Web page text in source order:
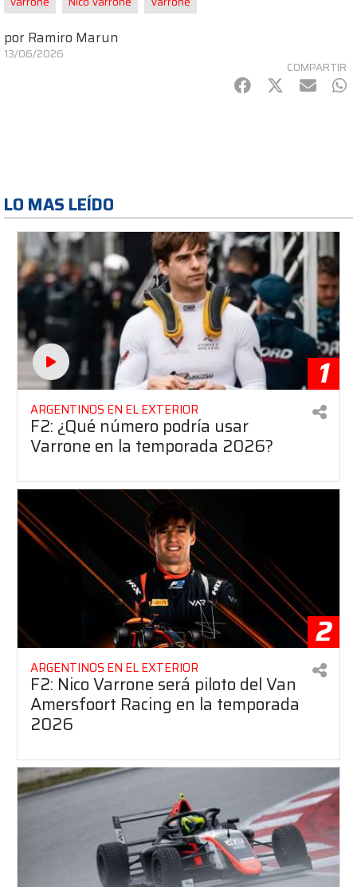
por Ramiro Marun
13/06/2026
COMPARTIR
Facebook
Twitter
mail
LO MAS LEÍDO
1
ARGENTINOS EN EL EXTERIOR
F2: ¿Qué número podría usar
Varrone en la temporada 2026?
2
ARGENTINOS EN EL EXTERIOR
F2: Nico Varrone será piloto del Van
Amersfoort Racing en la temporada
2026